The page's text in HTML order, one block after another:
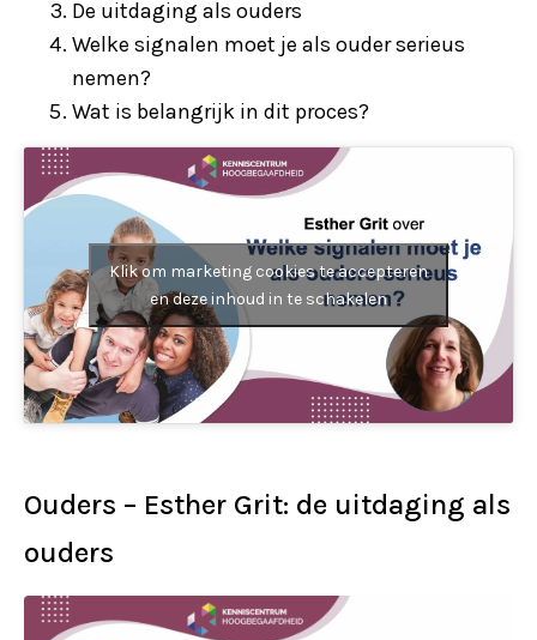
De uitdaging als ouders
Welke signalen moet je als ouder serieus
nemen?
Wat is belangrijk in dit proces?
Klik om marketing cookies te accepteren
en deze inhoud in te schakelen
Ouders – Esther Grit: de uitdaging als
ouders